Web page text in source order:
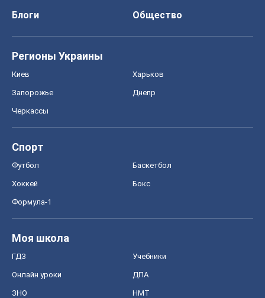
Блоги
Общество
Регионы Украины
Киев Харьков
Запорожье Днепр
Черкассы
Спорт
Футбол Баскетбол
Хоккей Бокс
Формула-1
Моя школа
ГДЗ Учебники
Онлайн уроки ДПА
ЗНО НМТ